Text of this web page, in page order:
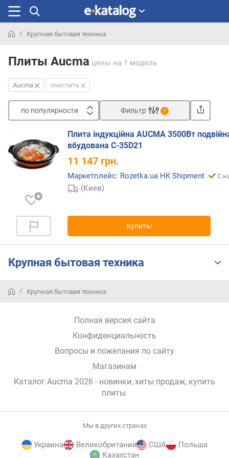
раньше
Крупная бытовая техника
Плиты Aucma цены на 1 модель
Aucma очистить
по популярности
п
о
п
у
л
я
н
с
т
х
д
о
г
Фильтр 1
Плита індукційна AUCMA 3500Вт
вбудована C-35D21
11 147 грн.
Маркетплейс: Rozetka.ua HK Shipment С
(Киев)
Купить!
Крупная бытовая техника
Крупная бытовая техника
Полная версия сайта
Конфиденциальность
Вопросы и пожелания по сайту
Магазинам
Каталог Aucma 2026 - новинки, хиты продаж, купить
плиты.
Мы в других странах
Украина Великобритания США
Польша
Казахстан